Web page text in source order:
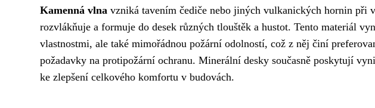
Kamenná vlna vzniká tavením čediče nebo jiných vulkanických hornin při
rozvlákňuje a formuje do desek různých tlouštěk a hustot. Tento materiál
vlastnostmi, ale také mimořádnou požární odolností, což z něj činí
požadavky na protipožární ochranu. Minerální desky současně poskytují
ke zlepšení celkového komfortu v budovách.